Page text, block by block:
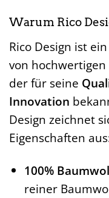
Warum Rico
Rico Design ist
von
der für seine
Innovation
Design zeichnet
Eigenschaften
100%
reiner